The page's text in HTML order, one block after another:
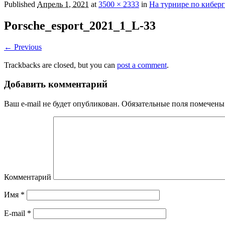
Published Апрель 1, 2021 at 3500 × 2333 in На турнире по
Porsche_esport_2021_1_L-33
← Previous
Trackbacks are closed, but you can post a comment.
Добавить комментарий
Ваш e-mail не будет опубликован. Обязательные поля помечены
Комментарий
Имя *
E-mail *